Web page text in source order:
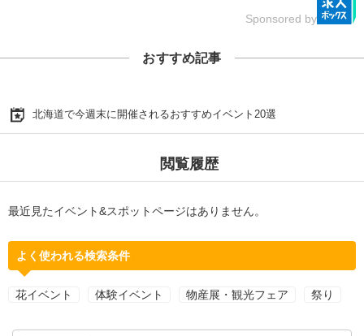
Sponsored by
おすすめ記事
北海道で今週末に開催されるおすすめイベント20選
閲覧履歴
最近見たイベント&スポットページはありません。
よく使われる検索条件
花イベント 体験イベント 物産展・観光フェア 祭り